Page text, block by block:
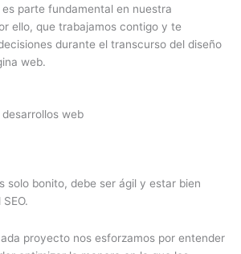
parte fundamental en nuestra
ello, que trabajamos contigo y te
durante el transcurso del diseño
web.
web
solo bonito, debe ser ágil y estar bien
proyecto nos esforzamos por entender